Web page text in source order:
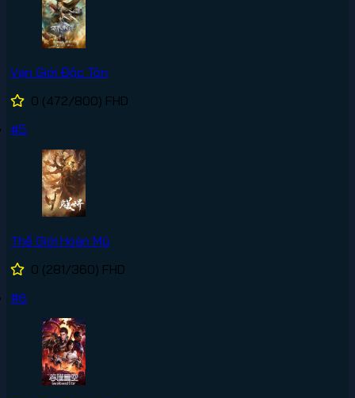
Vạn Giới Độc Tôn
0 (472/800) FHD
#5
Thế Giới Hoàn Mỹ
0 (281/360) FHD
#6